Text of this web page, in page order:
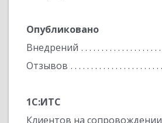
Опубликовано
Внедрений
Отзывов
1С:ИТС
Клиентов на сопровождении